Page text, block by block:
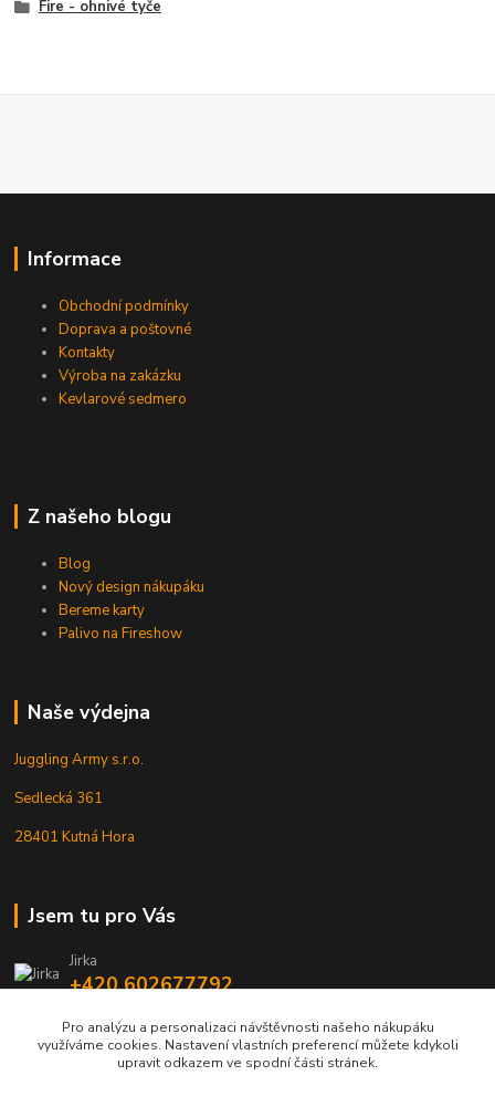
Fire - ohnivé tyče
Informace
Obchodní podmínky
Doprava a poštovné
Kontakty
Výroba na zakázku
Kevlarové sedmero
Z našeho blogu
Blog
Nový design nákupáku
Bereme karty
Palivo na Fireshow
Naše výdejna
Juggling Army s.r.o.
Sedlecká 361
28401 Kutná Hora
Jsem tu pro Vás
Jirka
+420 602677792
info@jarmy.cz
Pro analýzu a personalizaci návštěvnosti našeho nákupáku
využíváme cookies. Nastavení vlastních preferencí můžete kdykoli
upravit odkazem ve spodní části stránek.